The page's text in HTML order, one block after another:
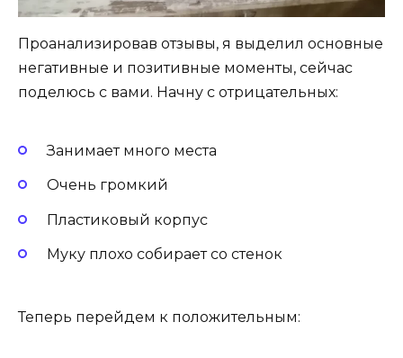
Проанализировав отзывы, я выделил основные
негативные и позитивные моменты, сейчас
поделюсь с вами. Начну с отрицательных:
Занимает много места
Очень громкий
Пластиковый корпус
Муку плохо собирает со стенок
Теперь перейдем к положительным: